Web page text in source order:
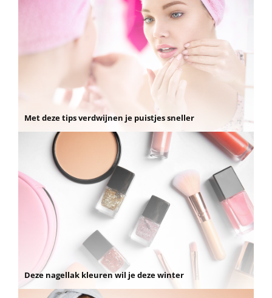
Met deze tips verdwijnen je puistjes sneller
Deze nagellak kleuren wil je deze winter